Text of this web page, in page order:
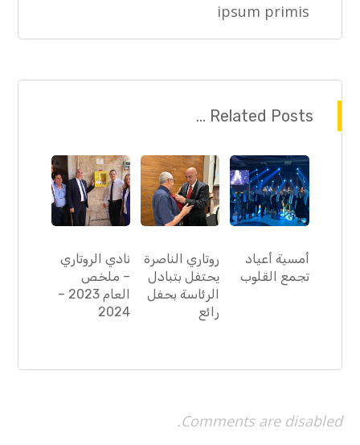
ipsum primis
Related Posts ...
أمسية أعياد
تجمع القلوب
روتاري الناصرة
يحتفل بتبادل
الرئاسة بحفل
رائع
نادي الروتاري
– ملخص
العام 2023 –
2024
Comments are disabled.